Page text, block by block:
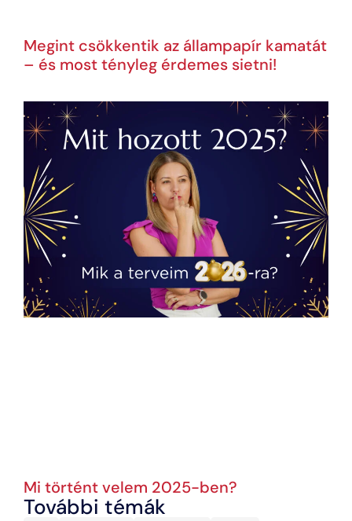
Megint csökkentik az állampapír kamatát
– és most tényleg érdemes sietni!
Mi történt velem 2025-ben?
További témák